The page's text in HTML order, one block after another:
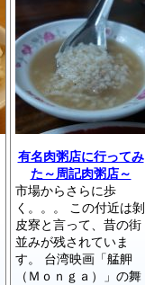
有名肉粥店に行ってみ
た～周記肉粥店～
市場からさらに歩
く。。。 この付近は剝
皮寮と言って、昔の街
並みが残されていま
す。 台湾映画「艋舺
（Ｍｏｎｇａ）」の舞